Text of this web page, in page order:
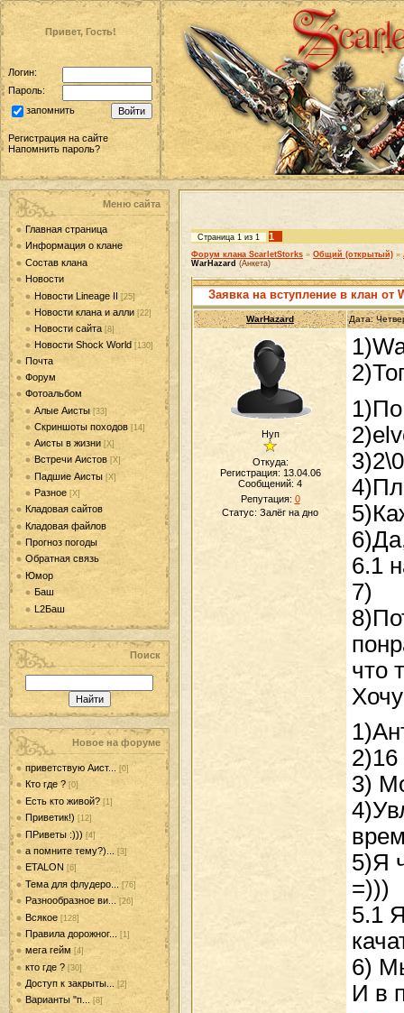
Привет, Гость!
Логин:
Пароль:
запомнить
Регистрация на сайте
Напомнить пароль?
Меню сайта
Главная страница
Информация о клане
Состав клана
Новости
Новости Lineage II [25]
Новости клана и алли [22]
Новости сайта [8]
Новости Shock World [130]
Почта
Форум
Фотоальбом
Алые Аисты [33]
Скриншоты походов [14]
Аисты в жизни [Х]
Встречи Аистов [Х]
Падшие Аисты [Х]
Разное [Х]
Кладовая сайтов
Кладовая файлов
Прогноз погоды
Обратная связь
Юмор
Баш
L2Баш
Поиск
Новое на форуме
приветствую Аист... [0]
Кто где ? [0]
Есть кто живой? [1]
Приветик!) [12]
ПРиветы :))) [4]
а помните тему?)... [3]
ETALON [6]
Тема для флудеро... [76]
Разнообразное ви... [26]
Всякое [128]
Правила дорожног... [1]
мега гейм [4]
кто где ? [30]
Доступ к закрыты... [2]
Варианты "п... [8]
Страница 1 из 1 1
Форум клана ScarletStorks » Общий (открытый) »
WarHazard (Анкета)
Заявка на вступление в клан от
WarHazard Дата:
Нуп
Откуда:
Регистрация: 13.04.06
Сообщений: 4
Репутация: 0
Статус: Залёг на дно
3)2\0
6.1
7)
что
2)16
3)
5)Я
=)))
5.1
6)
И в